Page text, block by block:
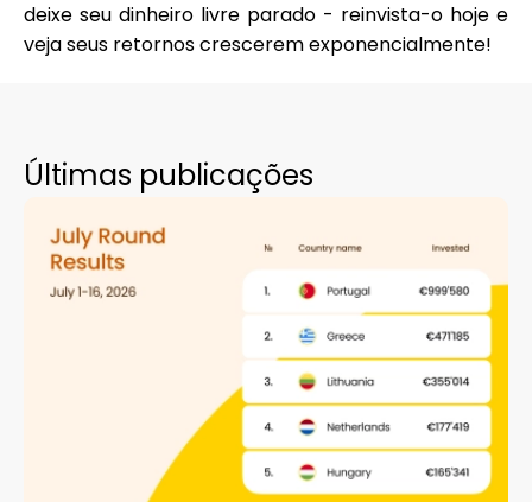
deixe seu dinheiro livre parado - reinvista-o hoje e
veja seus retornos crescerem exponencialmente!
Últimas publicações